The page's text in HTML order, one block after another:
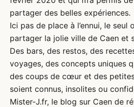
partager des belles expériences.
Ici pas de place à l’ennui, le seul
partager la jolie ville de Caen et
Des bars, des restos, des
voyages, des concepts uniques
des coups de cœur et des
soient connus, insolites ou
Mister-J.fr, le blog sur Caen de